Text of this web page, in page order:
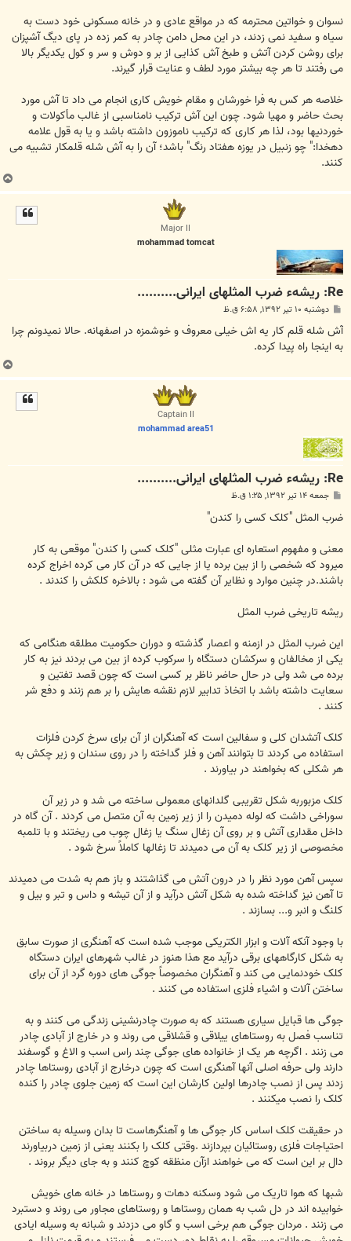
نسوان و خواتین محترمه که در مواقع عادی و در خانه مسکونی خود دست به
سیاه و سفید نمی زدند، در این محل دامن چادر به کمر زده در پای دیگ آشپزان
برای روشن کردن آتش و طبخ آش کذایی از بر و دوش و سر و کول یکدیگر بالا
می رفتند تا هر چه بیشتر مورد لطف و عنایت قرار گیرند.
خلاصه هر کس به فرا خورشان و مقام خویش کاری انجام می داد تا آش مورد
بحث حاضر و مهیا شود. چون این آش ترکیب نامناسبی از غالب مأکولات و
خوردنیها بود، لذا هر کاری که ترکیب ناموزون داشته باشد و یا به قول علامه
دهخدا:" چو زنبیل در یوزه هفتاد رنگ" باشد؛ آن را به آش شله قلمکار تشبیه می
کنند.
Major II
mohammad tomcat
Re: ریشهء ضرب المثلهای ایرانی..........
ت
دوشنبه ۱۰ تیر ۱۳۹۲, ۶:۵۸ ق.ظ
آش شله قلم کار یه اش خیلی معروف و خوشمزه در اصفهانه. حالا نمیدونم چرا
به اینجا راه پیدا کرده.
Captain II
mohammad area51
Re: ریشهء ضرب المثلهای ایرانی..........
ت
جمعه ۱۴ تیر ۱۳۹۲, ۱:۲۵ ق.ظ
ضرب المثل "کلک کسی را کندن"
معنی و مفهوم استعاره ای عبارت مثلی "کلک کسی را کندن" موقعی به کار
میرود که شخصی را از بین برده یا از جایی که در آن کار می کرده اخراج کرده
باشند.در چنین موارد و نظایر آن گفته می شود : بالاخره کلکش را کندند .
ریشه تاریخی ضرب المثل
این ضرب المثل در ازمنه و اعصار گذشته و دوران حکومیت مطلقه هنگامی که
یکی از مخالفان و سرکشان دستگاه را سرکوب کرده از بین می بردند نیز به کار
برده می شد ولی در حال حاضر ناظر بر کسی است که چون قصد تفتین و
سعایت داشته باشد با اتخاذ تدابیر لازم نقشه هایش را بر هم زنند و دفع شر
کنند .
کلک آتشدان کلی و سفالین است که آهنگران از آن برای سرخ کردن فلزات
استفاده می کردند تا بتوانند آهن و فلز گداخته را در روی سندان و زیر چکش به
هر شکلی که بخواهند در بیاورند .
کلک مزبوربه شکل تقریبی گلدانهای معمولی ساخته می شد و در زیر آن
سوراخی داشت که لوله دمیدن را از زیر زمین به آن متصل می کردند . آن گاه در
داخل مقداری آتش و بر روی آن زغال سنگ یا زغال چوب می ریختند و با تلمبه
مخصوصی از زیر کلک به آن می دمیدند تا زغالها کاملاً سرخ شود .
سپس آهن مورد نظر را در درون آتش می گذاشتند و باز هم به شدت می دمیدند
تا آهن نیز گداخته شده به شکل آتش درآید و از آن تیشه و داس و تبر و بیل و
کلنگ و انبر و... بسازند .
با وجود آنکه آلات و ابزار الکتریکی موجب شده است که آهنگری از صورت سابق
به شکل کارگاههای برقی درآید مع هذا هنوز در غالب شهرهای ایران دستگاه
کلک خودنمایی می کند و آهنگران مخصوصاً جوگی های دوره گرد از آن برای
ساختن آلات و اشیاء فلزی استفاده می کنند .
جوگی ها قبایل سیاری هستند که به صورت چادرنشینی زندگی می کنند و به
تناسب فصل به روستاهای ییلاقی و قشلاقی می روند و در خارج از آبادی چادر
می زنند . اگرچه هر یک از خانواده های جوگی چند راس اسب و الاغ و گوسفند
دارند ولی حرفه اصلی آنها آهنگری است که چون درخارج از آبادی روستاها چادر
زدند پس از نصب چادرها اولین کارشان این است که زمین جلوی چادر را کنده
کلک را نصب میکنند .
در حقیقت کلک اساس کار جوگی ها و آهنگرهاست تا بدان وسیله به ساختن
احتیاجات فلزی روستائیان بپردازند .وقتی کلک را بکنند یعنی از زمین دربیاورند
دال بر این است که می خواهند ازآن منظقه کوچ کنند و به جای دیگر بروند .
شبها که هوا تاریک می شود وسکنه دهات و روستاها در خانه های خویش
خوابیده اند در دل شب به همان روستاها و روستاهای مجاور می روند و دستبرد
می زنند . مردان جوگی هم برخی اسب و گاو می دزدند و شبانه به وسیله ایادی